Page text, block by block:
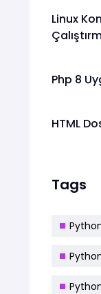
Linux
Php 8
HTML
Tags